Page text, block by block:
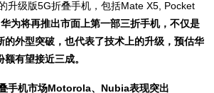
升级版5G折叠手机，包括Mate X5, Pocket
为将再推出市面上第一部三折手机，不仅是
的外型突破，也代表了技术上的升级，预估华
有望接近三成。
手机市场Motorola、Nubia表现突出